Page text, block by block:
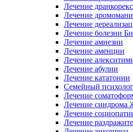
Лечение
Лечение
Лечение
Лечение болезни
Лечение амнезии
Лечение аменции
Лечение
Лечение абулии
Лечение кататонии
Семейный психолог
Лечение
Лечение синдрома
Лечение
Лечение